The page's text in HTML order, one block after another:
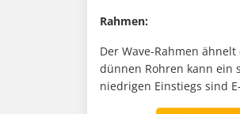
Rahmen:
Der Wave-Rahmen
dünnen Rohren kann ein
niedrigen Einstiegs sind